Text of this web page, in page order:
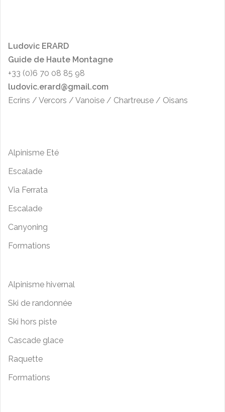
Ludovic ERARD
Guide de Haute Montagne
+33 (0)6 70 08 85 98
ludovic.erard@gmail.com
Ecrins / Vercors / Vanoise / Chartreuse / Oisans
Alpinisme Eté
Escalade
Via Ferrata
Escalade
Canyoning
Formations
Alpinisme hivernal
Ski de randonnée
Ski hors piste
Cascade glace
Raquette
Formations